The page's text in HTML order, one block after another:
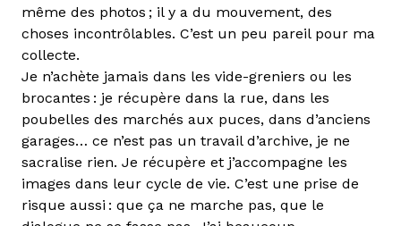
même des photos ; il y a du mouvement, des
choses incontrôlables. C’est un peu pareil pour ma
collecte.
Je n’achète jamais dans les vide-greniers ou les
brocantes : je récupère dans la rue, dans les
poubelles des marchés aux puces, dans d’anciens
garages… ce n’est pas un travail d’archive, je ne
sacralise rien. Je récupère et j’accompagne les
images dans leur cycle de vie. C’est une prise de
risque aussi : que ça ne marche pas, que le